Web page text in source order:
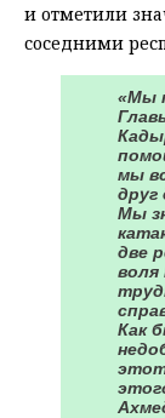
и отметили
соседними
«Мы
мы
друг
Мы
две
воля
Как